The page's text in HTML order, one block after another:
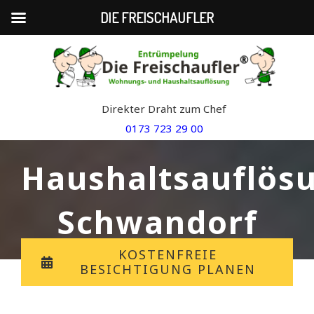
Direkter Draht zum Chef
0173 723 29 00
Schwandorf
KOSTENFREIE
BESICHTIGUNG PLANEN
DIE FREISCHAUFLER